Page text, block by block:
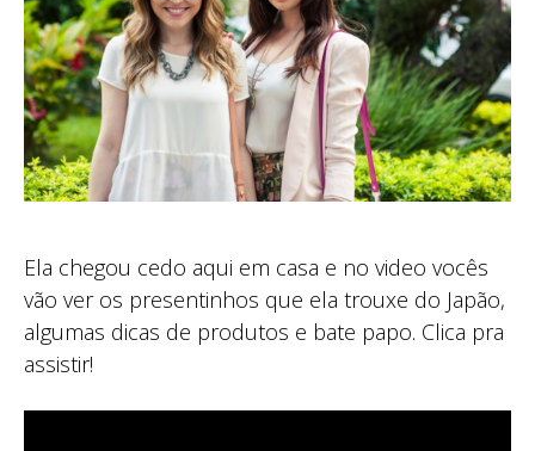
Ela chegou cedo aqui em casa e no video vocês
vão ver os presentinhos que ela trouxe do Japão,
algumas dicas de produtos e bate papo. Clica pra
assistir!